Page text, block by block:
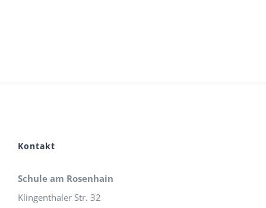
Kontakt
Schule am Rosenhain
Klingenthaler Str. 32